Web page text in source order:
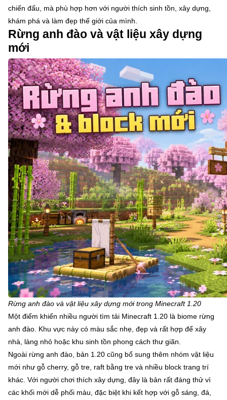
chiến đấu, mà phù hợp hơn với người thích sinh tồn, xây dựng,
khám phá và làm đẹp thế giới của mình.
Rừng anh đào và vật liệu xây dựng
mới
Rừng anh đào và vật liệu xây dựng mới trong Minecraft 1.20
Một điểm khiến nhiều người tìm tải Minecraft 1.20 là biome rừng
anh đào. Khu vực này có màu sắc nhẹ, đẹp và rất hợp để xây
nhà, làng nhỏ hoặc khu sinh tồn phong cách thư giãn.
Ngoài rừng anh đào, bản 1.20 cũng bổ sung thêm nhóm vật liệu
mới như gỗ cherry, gỗ tre, raft bằng tre và nhiều block trang trí
khác. Với người chơi thích xây dựng, đây là bản rất đáng thử vì
các khối mới dễ phối màu, đặc biệt khi kết hợp với gỗ sáng, đá,